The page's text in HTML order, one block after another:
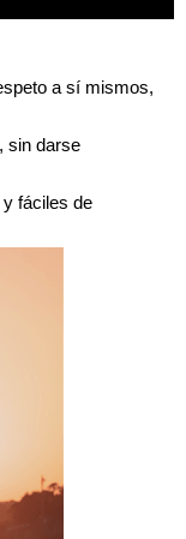
a sí mismos,
sin darse
fáciles de